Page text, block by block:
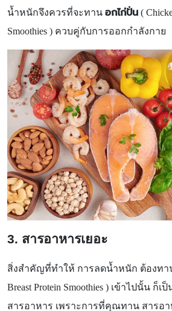
น้ำหนักจึงควรที่จะทาน อกไก่ปั่น (
Smoothies ) ควบคู่กับการออกกำลังกาย
3. สารอาหารเยอะ
สิ่งสำคัญที่ทำให้ การลดน้ำหนัก ต้องทา
Breast Protein Smoothies ) เข้าไปนั้น ก็เ
สารอาหาร เพราะการที่คุณทาน สารอา